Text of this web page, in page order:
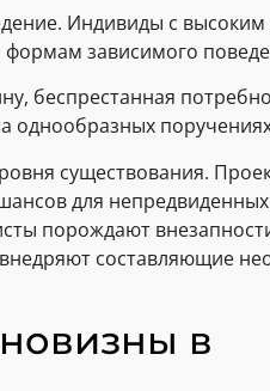
Индивиды с высоким
зависимого
беспрестанная
однообразных
существования.
для
порождают
составляющие
в